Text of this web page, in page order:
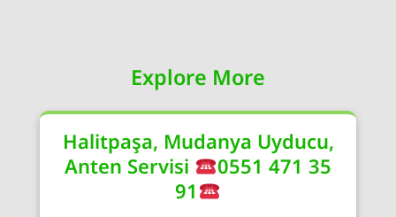
Explore More
Halitpaşa, Mudanya Uyducu,
Anten Servisi
0551 471 35
91